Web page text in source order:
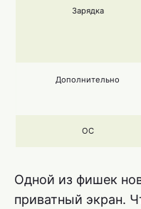
Зарядка
Дополнительно
ОС
Одной из фишек
приватный экран.